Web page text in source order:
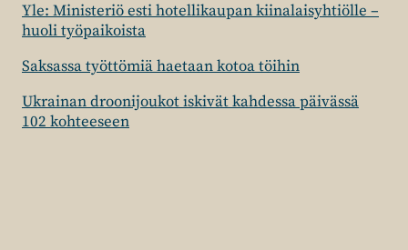
Yle: Ministeriö esti hotellikaupan kiinalaisyhtiölle –
huoli työpaikoista
Saksassa työttömiä haetaan kotoa töihin
Ukrainan droonijoukot iskivät kahdessa päivässä
102 kohteeseen